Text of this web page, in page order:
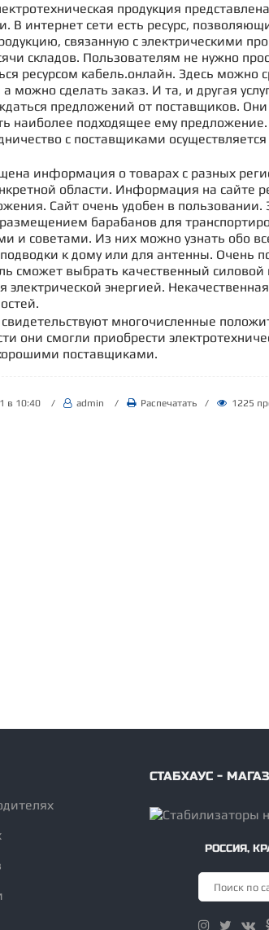
продукция
В интернет сети есть ресурс,
связанную с электрическими
складов. Пользователям не нужно
ресурсом кабель.онлайн. Здесь
можно сделать заказ. И та, и другая
предложений от поставщиков.
наиболее подходящее ему
с поставщиками
информация о товарах с разных
области. Информация на сайте
Сайт очень удобен в пользовании.
барабанов для
и советами. Из них можно узнать обо
к дому или для антенны. Очень
сможет выбрать качественный
электрической энергией.
свидетельствуют многочисленные
они смогли приобрести
поставщиками.
в 10:40 / admin / Распечатать / 1225
СТАБХАУС -
РОССИЯ,